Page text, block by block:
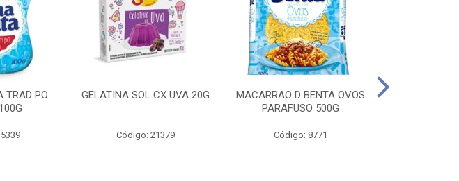
TRAD PO
GELATINA SOL CX UVA 20G
Código: 21379
MACARRAO D BENTA OVOS
PARAFUSO 500G
Código: 8771